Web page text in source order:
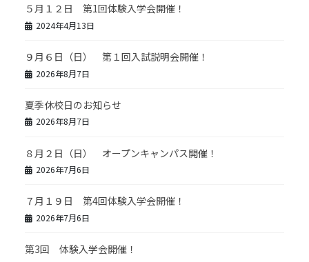
５月１２日 第1回体験入学会開催！
2024年4月13日
９月６日（日） 第１回入試説明会開催！
2026年8月7日
夏季休校日のお知らせ
2026年8月7日
８月２日（日） オープンキャンパス開催！
2026年7月6日
７月１９日 第4回体験入学会開催！
2026年7月6日
第3回 体験入学会開催！